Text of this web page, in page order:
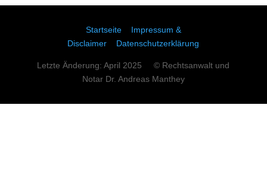
Startseite
Impressum &
Disclaimer
Datenschutzerklärung
Letzte Änderung: April 2025 © Rechtsanwalt und
Notar Dr. Andreas Manthey